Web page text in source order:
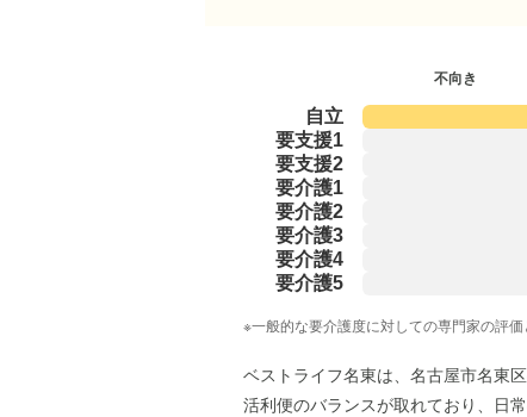
不向き
自立
要支援1
要支援2
要介護1
要介護2
要介護3
要介護4
要介護5
※一般的な要介護度に対しての専門家の評
ベストライフ名東は、名古屋市名東
活利便のバランスが取れており、日